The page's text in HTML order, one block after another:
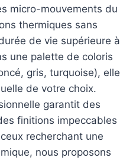
micro-mouvements du
thermiques sans
de vie supérieure à
une palette de coloris
gris, turquoise), elle
de votre choix.
garantit des
finitions impeccables
recherchant une
nous proposons